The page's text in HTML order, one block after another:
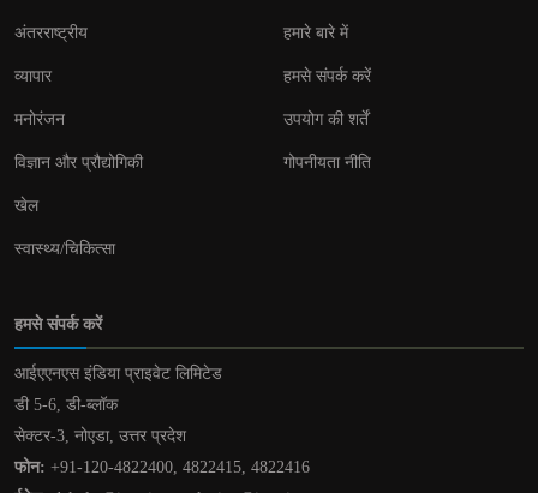
अंतरराष्ट्रीय
व्यापार
मनोरंजन
विज्ञान और प्रौद्योगिकी
खेल
स्वास्थ्य/चिकित्सा
हमारे बारे में
हमसे संपर्क करें
उपयोग की शर्तें
गोपनीयता नीति
हमसे संपर्क करें
आईएएनएस इंडिया प्राइवेट लिमिटेड
डी 5-6, डी-ब्लॉक
सेक्टर-3, नोएडा, उत्तर प्रदेश
फोन: +91-120-4822400, 4822415, 4822416